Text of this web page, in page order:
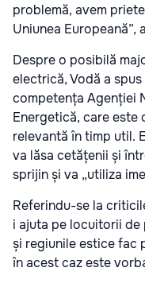
problemă, avem
Uniunea Europeană”,
Despre o posibilă
electrică, Vodă a
competența Agenției
Energetică, care
relevantă în timp util.
va lăsa cetățenii și
sprijin și va „utiliza
Referindu-se la
i ajuta pe locuitorii de
și regiunile estice fac
în acest caz este